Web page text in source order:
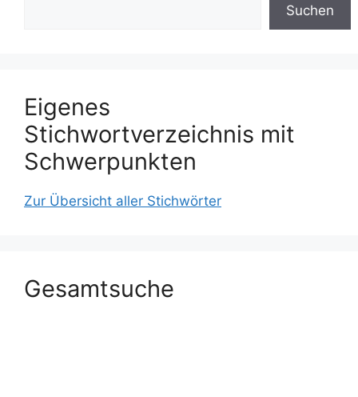
Suchen
Eigenes
Stichwortverzeichnis mit
Schwerpunkten
Zur Übersicht aller Stichwörter
Gesamtsuche